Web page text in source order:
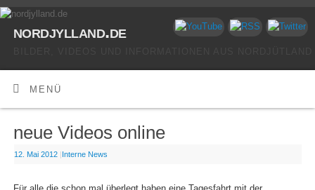
nordjylland.de
MENÜ
neue Videos online
12. Mai 2012 |Interne News